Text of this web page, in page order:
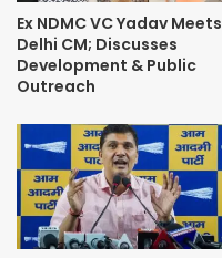
Ex NDMC VC Yadav Meets
Delhi CM; Discusses
Development & Public
Outreach